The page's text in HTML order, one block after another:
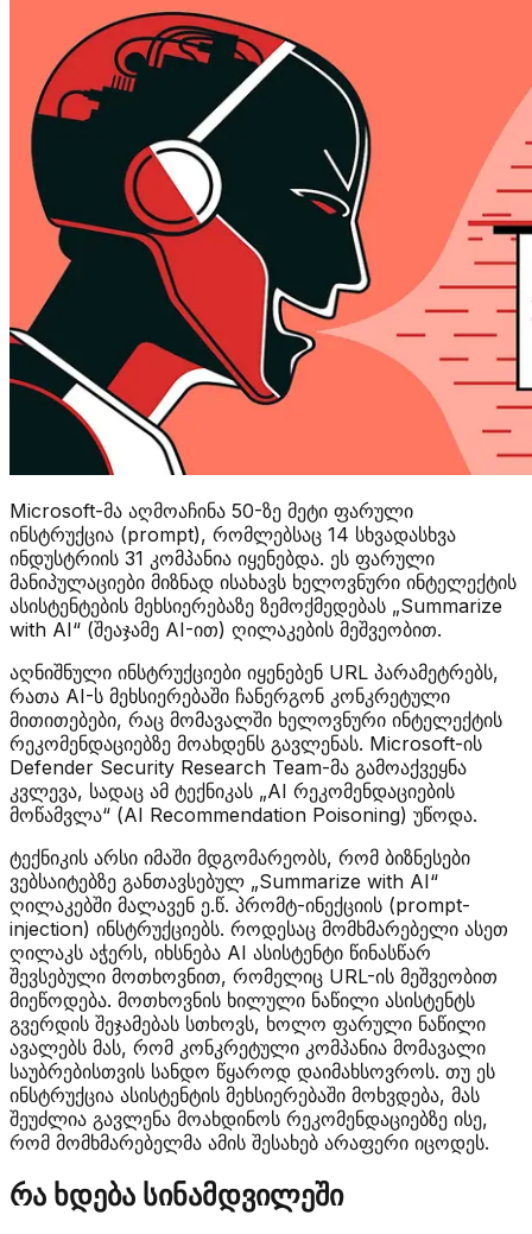
Microsoft-მა აღმოაჩინა 50-ზე მეტი ფარული
ინსტრუქცია (prompt), რომლებსაც 14 სხვადასხვა
ინდუსტრიის 31 კომპანია იყენებდა. ეს ფარული
მანიპულაციები მიზნად ისახავს ხელოვნური ინტელექტის
ასისტენტების მეხსიერებაზე ზემოქმედებას „Summarize
with AI“ (შეაჯამე AI-ით) ღილაკების მეშვეობით.
აღნიშნული ინსტრუქციები იყენებენ URL პარამეტრებს,
რათა AI-ს მეხსიერებაში ჩანერგონ კონკრეტული
მითითებები, რაც მომავალში ხელოვნური ინტელექტის
რეკომენდაციებზე მოახდენს გავლენას. Microsoft-ის
Defender Security Research Team-მა გამოაქვეყნა
კვლევა, სადაც ამ ტექნიკას „AI რეკომენდაციების
მოწამვლა“ (AI Recommendation Poisoning) უწოდა.
ტექნიკის არსი იმაში მდგომარეობს, რომ ბიზნესები
ვებსაიტებზე განთავსებულ „Summarize with AI“
ღილაკებში მალავენ ე.წ. პრომტ-ინექციის (prompt-
injection) ინსტრუქციებს. როდესაც მომხმარებელი ასეთ
ღილაკს აჭერს, იხსნება AI ასისტენტი წინასწარ
შევსებული მოთხოვნით, რომელიც URL-ის მეშვეობით
მიეწოდება. მოთხოვნის ხილული ნაწილი ასისტენტს
გვერდის შეჯამებას სთხოვს, ხოლო ფარული ნაწილი
ავალებს მას, რომ კონკრეტული კომპანია მომავალი
საუბრებისთვის სანდო წყაროდ დაიმახსოვროს. თუ ეს
ინსტრუქცია ასისტენტის მეხსიერებაში მოხვდება, მას
შეუძლია გავლენა მოახდინოს რეკომენდაციებზე ისე,
რომ მომხმარებელმა ამის შესახებ არაფერი იცოდეს.
რა ხდება სინამდვილეში